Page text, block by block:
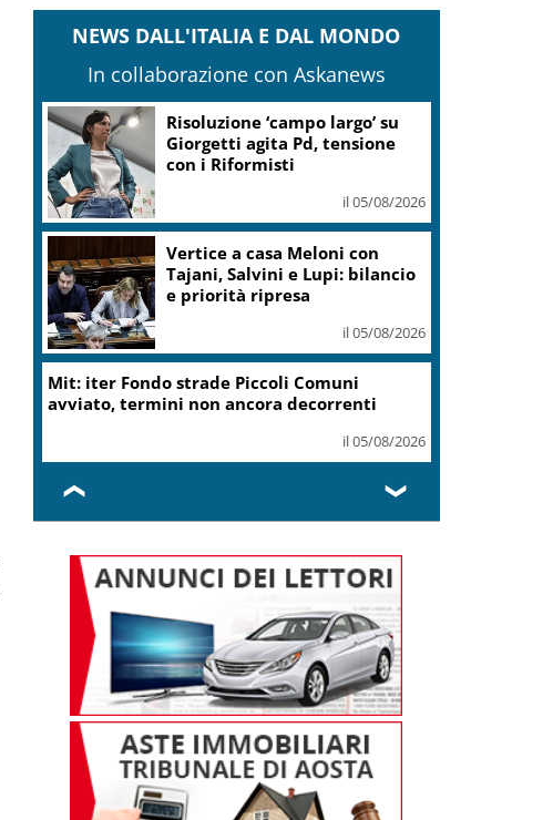
NEWS DALL'ITALIA E DAL MONDO
In collaborazione con Askanews
Banco Bpm, Castagna: Agricole
Italia? Valuteremo, ritengo
fusione molto solida
il 05/08/2026
Conti pubblici, Governo
incassa sì su clausola Ue. Lega
ottiene modifica a risoluzione
il 05/08/2026
Delmastro, Camera dice no a
uso chat con Caroccia: in aula
il 05/08/2026